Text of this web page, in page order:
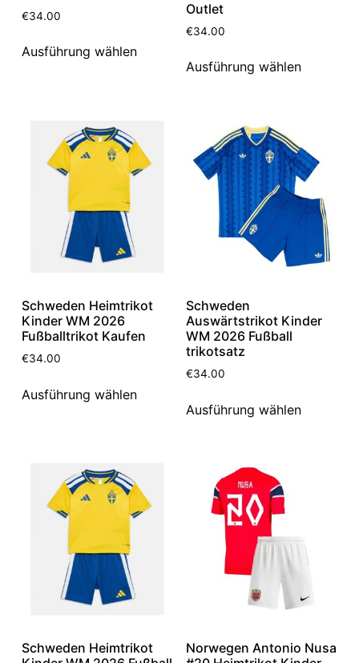
€34.00
Ausführung wählen
Outlet
€34.00
Ausführung wählen
Schweden Heimtrikot
Kinder WM 2026
Fußballtrikot Kaufen
€34.00
Ausführung wählen
Schweden
Auswärtstrikot Kinder
WM 2026 Fußball
trikotsatz
€34.00
Ausführung wählen
Schweden Heimtrikot
Norwegen Antonio Nusa